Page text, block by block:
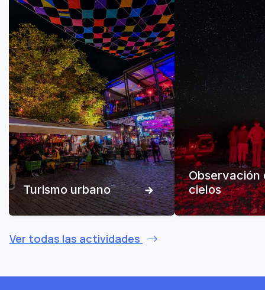
Turismo urbano
Observación
cielos
Ver todas las actividades